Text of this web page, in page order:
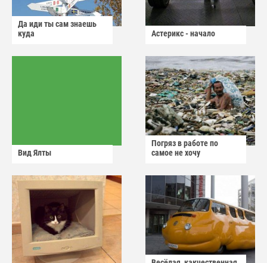
Да иди ты сам знаешь
куда
Астерикс - начало
Вид Ялты
Погряз в работе по
самое не хочу